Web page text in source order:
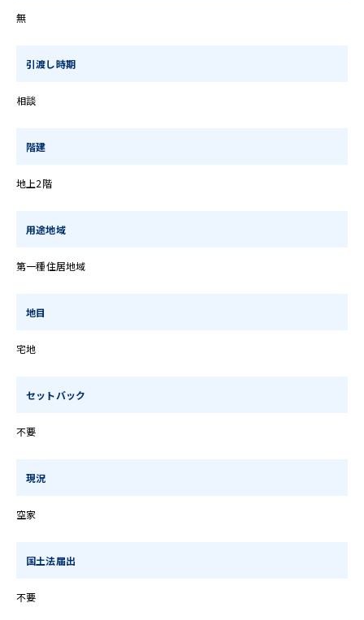
無
引渡し時期
相談
階建
地上2階
用途地域
第一種住居地域
地目
宅地
セットバック
不要
現況
空家
国土法届出
不要